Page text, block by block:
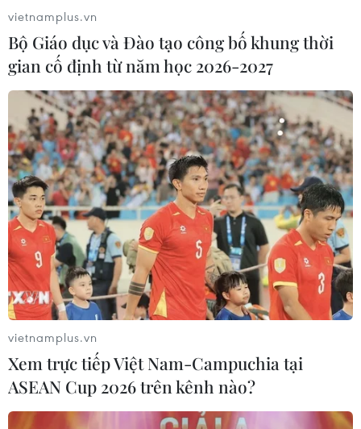
#chính sách dân số #Chỉ thị số 27/CT-TTg
#Bộ Y tế
#duy trì mức sinh thay thế
#Luật Dân số
#công tác dân số
Theo dõi VietnamPlus
TIN LIÊN QUAN
vietnamplus.vn
Bộ Giáo dục và Đào tạo công bố khung thời
gian cố định từ năm học 2026-2027
vietnamplus.vn
Xem trực tiếp Việt Nam-Campuchia tại
ASEAN Cup 2026 trên kênh nào?